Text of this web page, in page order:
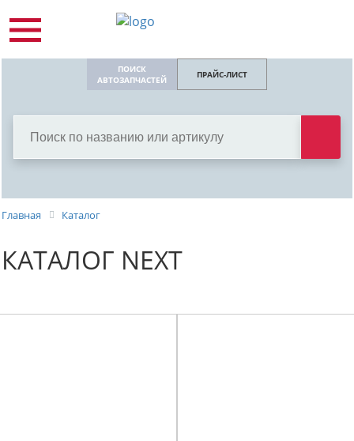
ПОИСК
АВТОЗАПЧАСТЕЙ
ПРАЙС-ЛИСТ
Главная Каталог
КАТАЛОГ NEXT